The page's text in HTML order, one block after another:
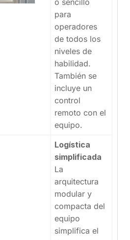
para
operadores
de todos los
niveles de
habilidad.
También se
incluye un
control
remoto con el
equipo.
Logística
simplificada
La
arquitectura
modular y
compacta del
equipo
simplifica el